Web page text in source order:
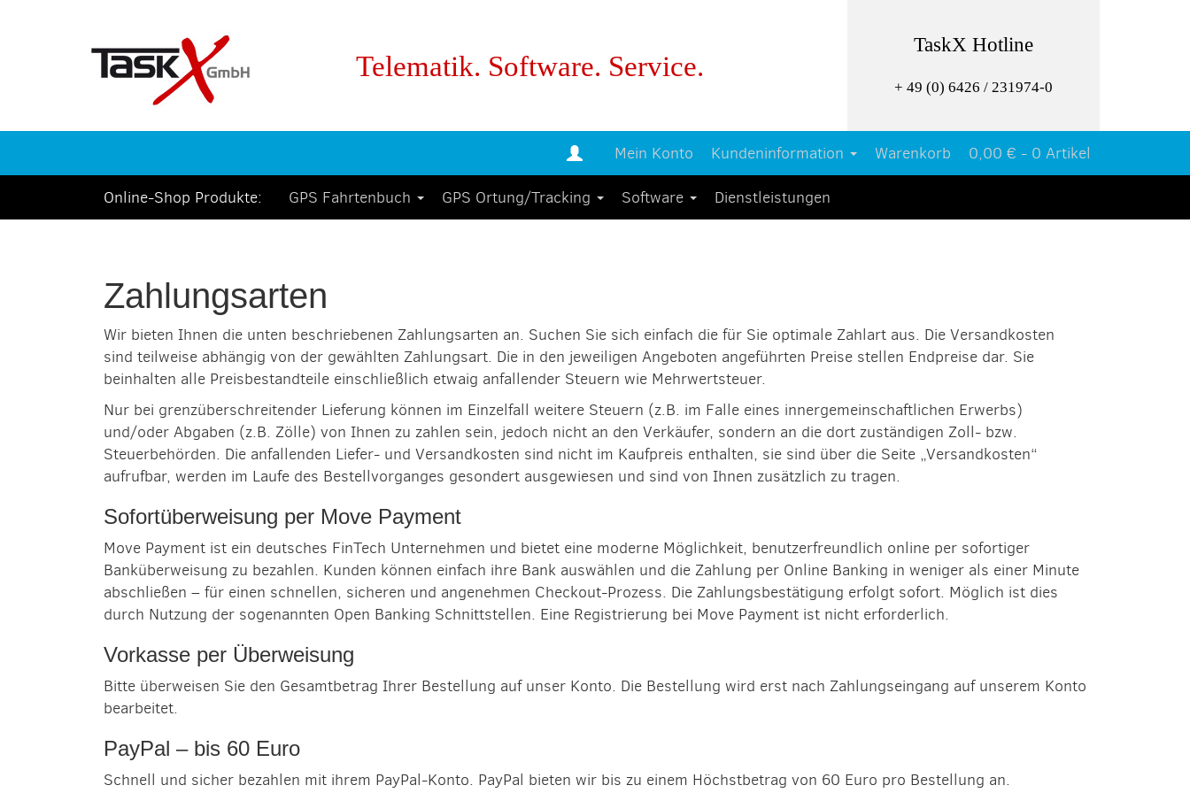
Telematik. Software. Service.
TaskX Hotline
+ 49 (0) 6426 / 231974-0
Mein Konto Kundeninformation Warenkorb 0,00 € - 0 Artikel
Online-Shop Produkte: GPS Fahrtenbuch GPS Ortung/Tracking Software Dienstleistungen
Zahlungsarten
Wir bieten Ihnen die unten beschriebenen Zahlungsarten an. Suchen Sie sich einfach die für Sie optimale Zahlart aus. Die Versandkosten
sind teilweise abhängig von der gewählten Zahlungsart. Die in den jeweiligen Angeboten angeführten Preise stellen Endpreise dar. Sie
beinhalten alle Preisbestandteile einschließlich etwaig anfallender Steuern wie Mehrwertsteuer.
Nur bei grenzüberschreitender Lieferung können im Einzelfall weitere Steuern (z.B. im Falle eines innergemeinschaftlichen Erwerbs)
und/oder Abgaben (z.B. Zölle) von Ihnen zu zahlen sein, jedoch nicht an den Verkäufer, sondern an die dort zuständigen Zoll- bzw.
Steuerbehörden. Die anfallenden Liefer- und Versandkosten sind nicht im Kaufpreis enthalten, sie sind über die Seite „Versandkosten“
aufrufbar, werden im Laufe des Bestellvorganges gesondert ausgewiesen und sind von Ihnen zusätzlich zu tragen.
Sofortüberweisung per Move Payment
Move Payment ist ein deutsches FinTech Unternehmen und bietet eine moderne Möglichkeit, benutzerfreundlich online per sofortiger
Banküberweisung zu bezahlen. Kunden können einfach ihre Bank auswählen und die Zahlung per Online Banking in weniger als einer Minute
abschließen – für einen schnellen, sicheren und angenehmen Checkout-Prozess. Die Zahlungsbestätigung erfolgt sofort. Möglich ist dies
durch Nutzung der sogenannten Open Banking Schnittstellen. Eine Registrierung bei Move Payment ist nicht erforderlich.
Vorkasse per Überweisung
Bitte überweisen Sie den Gesamtbetrag Ihrer Bestellung auf unser Konto. Die Bestellung wird erst nach Zahlungseingang auf unserem Konto
bearbeitet.
PayPal – bis 60 Euro
Schnell und sicher bezahlen mit ihrem PayPal-Konto. PayPal bieten wir bis zu einem Höchstbetrag von 60 Euro pro Bestellung an.